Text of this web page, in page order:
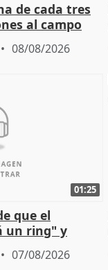
de cada tres
al campo
08/08/2026
01:25
que el
un ring" y
del pacto con
07/08/2026